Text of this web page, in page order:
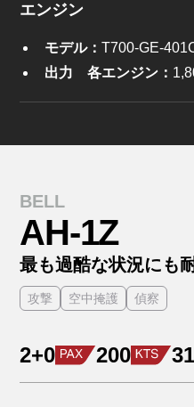
エンジン
モデル：T700-GE-
出力 各エンジン：
BELL
AH-1Z
最も過酷な状況にも
攻撃 空中掩護 偵察
2+0 200